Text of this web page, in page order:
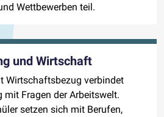
Wettbewerben teil.
und Wirtschaft
Wirtschaftsbezug verbindet
mit Fragen der Arbeitswelt.
setzen sich mit Berufen,